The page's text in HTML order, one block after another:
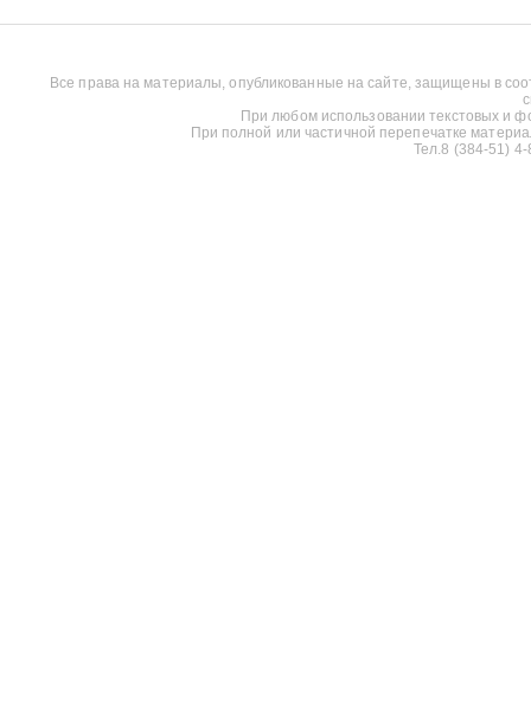
Все права на материалы, опубликованные на сайте, защищены в
При любом использовании текстовых и
При полной или частичной перепечатке
Тел.8 (384-51)